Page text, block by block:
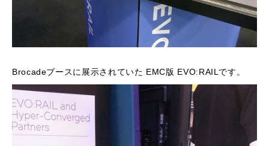
Brocadeブースに展示されていた EMC版 EVO:RAILです。